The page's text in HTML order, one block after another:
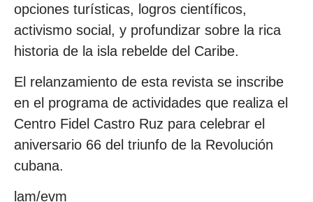
opciones turísticas, logros científicos,
activismo social, y profundizar sobre la rica
historia de la isla rebelde del Caribe.
El relanzamiento de esta revista se inscribe
en el programa de actividades que realiza el
Centro Fidel Castro Ruz para celebrar el
aniversario 66 del triunfo de la Revolución
cubana.
lam/evm